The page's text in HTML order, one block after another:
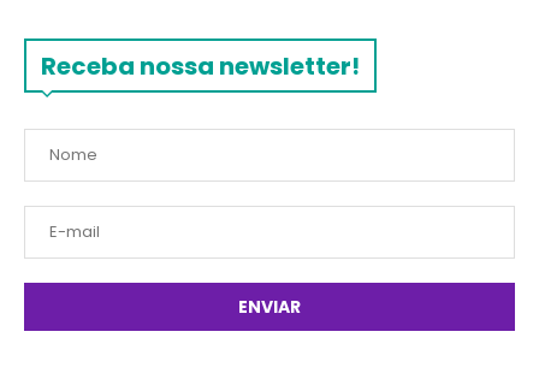
Receba nossa newsletter!